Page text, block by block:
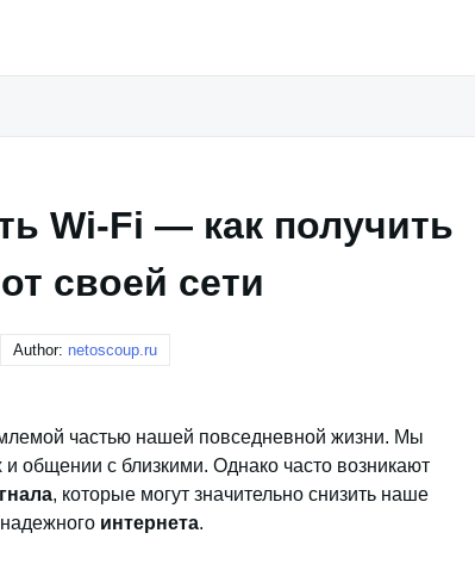
Wi-Fi — как получить
своей сети
Author: netoscoup.ru
частью нашей повседневной жизни. Мы
общении с близкими. Однако часто возникают
, которые могут значительно снизить наше
интернета.